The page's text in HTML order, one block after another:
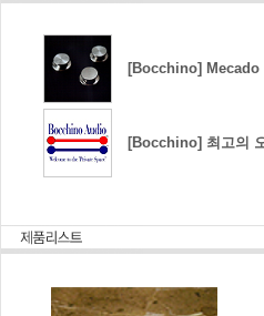
[Bocchino] Mecado
[Bocchino] 최고의